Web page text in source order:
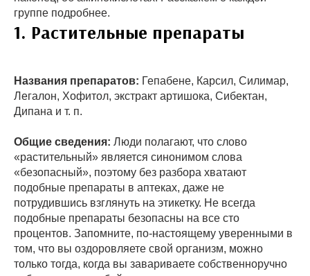
группе подробнее.
1. Растительные препараты
Названия препаратов: Гепабене, Карсил, Силимар,
Легалон, Хофитол, экстракт артишока, Сибектан,
Дипана и т. п.
Общие сведения: Люди полагают, что слово
«растительный» является синонимом слова
«безопасный», поэтому без разбора хватают
подобные препараты в аптеках, даже не
потрудившись взглянуть на этикетку. Не всегда
подобные препараты безопасны на все сто
процентов. Запомните, по-настоящему уверенными в
том, что вы оздоровляете свой организм, можно
только тогда, когда вы завариваете собственноручно